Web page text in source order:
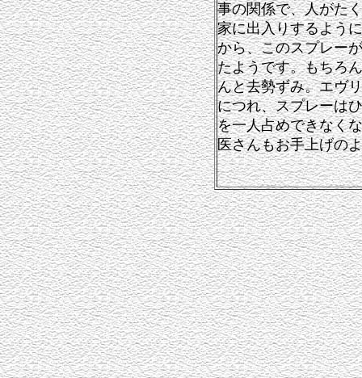
事の関係で、人がた
家に出入りするよう
から、このスプレー
たようです。もちろ
んと去勢ずみ。エヴ
につれ、スプレーは
を一人占めできなく
医さんもお手上げの